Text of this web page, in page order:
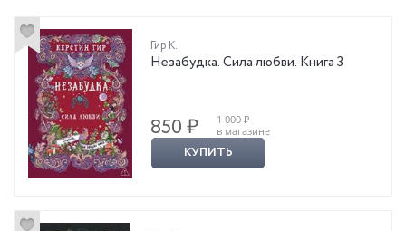
Гир К.
Незабудка. Сила любви. Книга 3
850 ₽
1 000 ₽
в магазине
КУПИТЬ